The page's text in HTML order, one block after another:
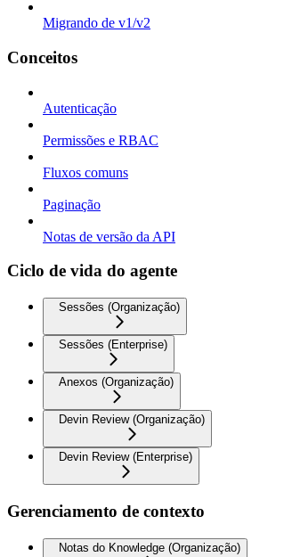
Migrando de v1/v2
Conceitos
Autenticação
Permissões e RBAC
Fluxos comuns
Paginação
Notas de versão da API
Ciclo de vida do agente
Sessões (Organização)
Sessões (Enterprise)
Anexos (Organização)
Devin Review (Organização)
Devin Review (Enterprise)
Gerenciamento de contexto
Notas do Knowledge (Organização)